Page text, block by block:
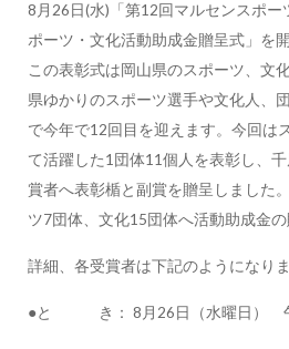
8月26日(水)「第12回マルセンスポー
ポーツ・文化活動助成金贈呈式」を
この表彰式は岡山県のスポーツ、文
県ゆかりのスポーツ選手や文化人、
で今年で12回目を迎えます。今回は
て活躍した1団体11個人を表彰し、
賞者へ表彰楯と副賞を贈呈しました
ツ7団体、文化15団体へ活動助成金の
詳細、各受賞者は下記のようになりま
●と き： 8月26日（水曜日） 午